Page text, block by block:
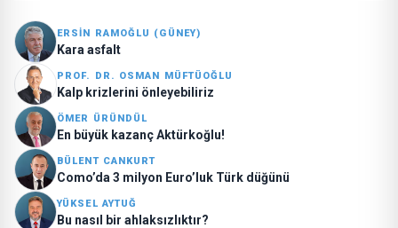
ERSİN RAMOĞLU (GÜNEY)
Kara asfalt
PROF. DR. OSMAN MÜFTÜOĞLU
Kalp krizlerini önleyebiliriz
ÖMER ÜRÜNDÜL
En büyük kazanç Aktürkoğlu!
BÜLENT CANKURT
Como’da 3 milyon Euro’luk Türk düğünü
YÜKSEL AYTUĞ
Bu nasıl bir ahlaksızlıktır?